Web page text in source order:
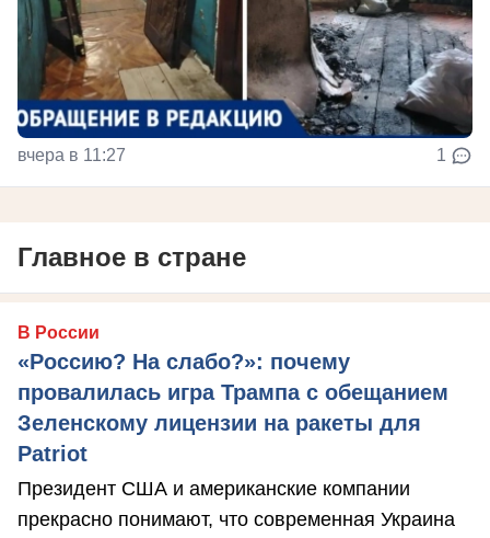
вчера в 11:27 1
Главное в стране
В России
«Россию? На слабо?»: почему
провалилась игра Трампа с обещанием
Зеленскому лицензии на ракеты для
Patriot
Президент США и американские компании
прекрасно понимают, что современная Украина